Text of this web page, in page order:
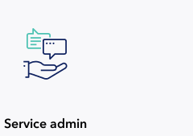
Service admin